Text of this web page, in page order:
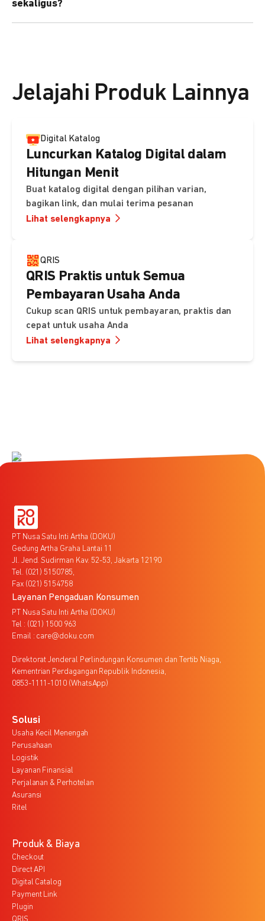
kebutuhan Anda.
sekaligus?
Jelajahi Produk Lainnya
Digital Katalog
Luncurkan Katalog Digital dalam
Hitungan Menit
Buat katalog digital dengan pilihan varian,
bagikan link, dan mulai terima pesanan
Lihat selengkapnya
QRIS
QRIS Praktis untuk Semua
Pembayaran Usaha Anda
Cukup scan QRIS untuk pembayaran, praktis dan
cepat untuk usaha Anda
Lihat selengkapnya
PT Nusa Satu Inti Artha (DOKU)
Gedung Artha Graha Lantai 11
Jl. Jend. Sudirman Kav. 52-53, Jakarta 12190
Tel. (021) 5150785,
Fax (021) 5154758
Layanan Pengaduan Konsumen
PT Nusa Satu Inti Artha (DOKU)
Tel : (021) 1500 963
Email : care@doku.com
Direktorat Jenderal Perlindungan Konsumen dan Tertib Niaga,
Kementrian Perdagangan Republik Indonesia,
0853-1111-1010 (WhatsApp)
Solusi
Usaha Kecil Menengah
Perusahaan
Logistik
Layanan Finansial
Perjalanan & Perhotelan
Asuransi
Ritel
Produk & Biaya
Checkout
Direct API
Digital Catalog
Payment Link
Plugin